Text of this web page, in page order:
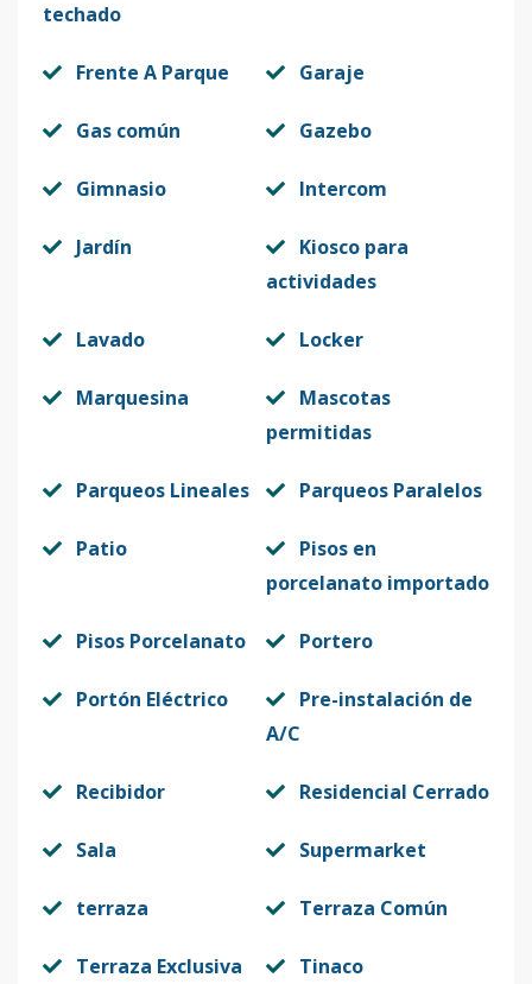
techado
Frente A Parque Garaje
Gas común Gazebo
Gimnasio Intercom
Jardín
Kiosco para
actividades
Lavado Locker
Marquesina
Mascotas
permitidas
Parqueos Lineales Parqueos Paralelos
Patio
Pisos en
porcelanato importado
Pisos Porcelanato Portero
Portón Eléctrico
Pre-instalación de
A/C
Recibidor Residencial Cerrado
Sala Supermarket
terraza Terraza Común
Terraza Exclusiva Tinaco